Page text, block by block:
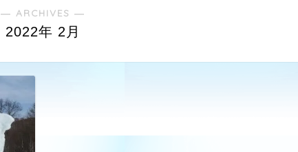
― ARCHIVES ―
2022年 2月